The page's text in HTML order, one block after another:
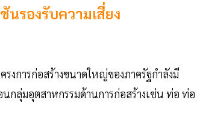
นรองรับความเสี่ยง
งการก่อสร้างขนาดใหญ่ของภาครัฐกำลังมี
นกลุ่มอุตสาหกรรมด้านการก่อสร้างเช่น ท่อ ท่อ